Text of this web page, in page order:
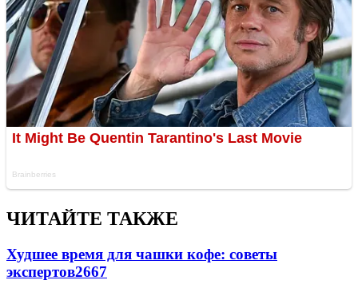
ЧИТАЙТЕ ТАКЖЕ
Худшее время для чашки кофе: советы
экспертов2667